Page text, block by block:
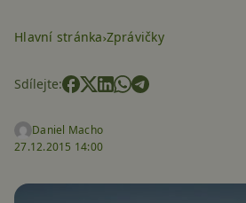
Hlavní stránka Zprávičky
Sdílejte:
Daniel Macho
27.12.2015 14:00